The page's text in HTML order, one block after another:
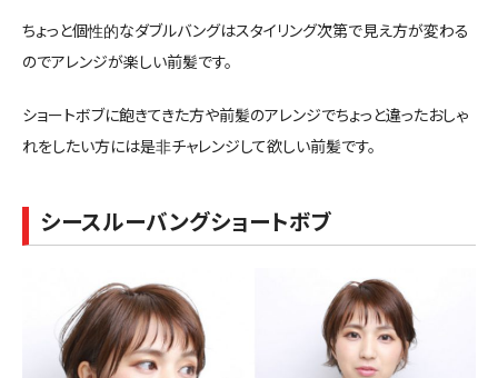
ちょっと個性的なダブルバングはスタイリング次第で見え方が変わる
のでアレンジが楽しい前髪です。
ショートボブに飽きてきた方や前髪のアレンジでちょっと違ったおしゃ
れをしたい方には是非チャレンジして欲しい前髪です。
シースルーバングショートボブ